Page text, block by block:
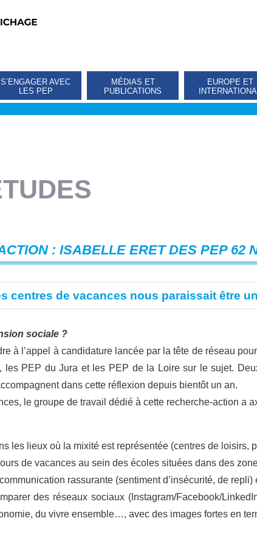
S’ENGAGER AVEC
LES PEP
MÉDIAS ET
PUBLICATIONS
EUROPE ET
: ISABELLE ERET DES PEP 62
centres de vacances nous paraissait être
sociale ?
à l’appel à candidature lancée par la tête de réseau
PEP du Jura et les PEP de la Loire sur le sujet.
dans cette réflexion depuis bientôt un an.
le groupe de travail dédié à cette recherche-action a
les lieux où la mixité est représentée (centres de loisirs,
de vacances au sein des écoles situées dans des
rassurante (sentiment d’insécurité, de
des réseaux sociaux (Instagram/Facebook/
du vivre ensemble…, avec des images fortes en